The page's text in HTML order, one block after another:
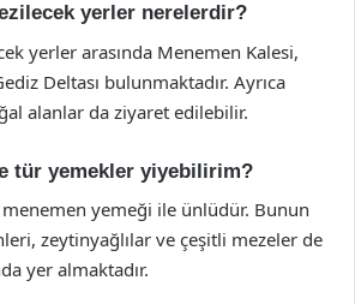
yerler nerelerdir?
yerler arasında Menemen Kalesi,
Deltası bulunmaktadır. Ayrıca
alanlar da ziyaret edilebilir.
tür yemekler yiyebilirim?
yemeği ile ünlüdür. Bunun
zeytinyağlılar ve çeşitli mezeler de
yer almaktadır.